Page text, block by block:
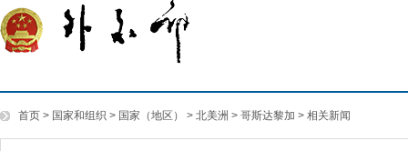
首页 > 国家和组织 > 国家（地区） > 北美洲 > 哥斯达黎加 > 相关新闻